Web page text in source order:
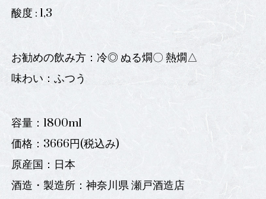
酸度 : 1,3
お勧めの飲み方：冷◎ ぬる燗〇 熱燗△
味わい：ふつう
容量：1800ml
価格：3666円(税込み)
原産国：日本
酒造・製造所：神奈川県 瀬戸酒造店